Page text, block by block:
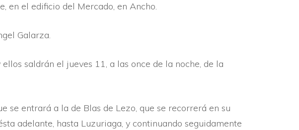
en el edificio del Mercado, en Ancho.
Galarza.
saldrán el jueves 11, a las once de la noche, de la
entrará a la de Blas de Lezo, que se recorrerá en su
adelante, hasta Luzuriaga, y continuando seguidamente